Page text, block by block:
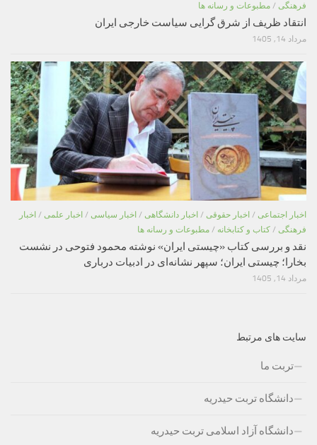
فرهنگی / مطبوعات و رسانه ها
انتقاد ظریف از شرق گرایی سیاست خارجی ایران
مرداد 14, 1405
اخبار اجتماعی / اخبار حقوقی / اخبار دانشگاهی / اخبار سیاسی / اخبار علمی / اخبار
فرهنگی / کتاب و کتابخانه / مطبوعات و رسانه ها
نقد و بررسی کتاب «چیستی ایران» نوشته محمود فتوحی در نشست
بخارا؛ چیستی ایران؛ سپهر نشانه‌ای در ادبیات درباری
مرداد 14, 1405
سایت های مرتبط
تربت ما
دانشگاه تربت حیدریه
دانشگاه آزاد اسلامی تربت حیدریه